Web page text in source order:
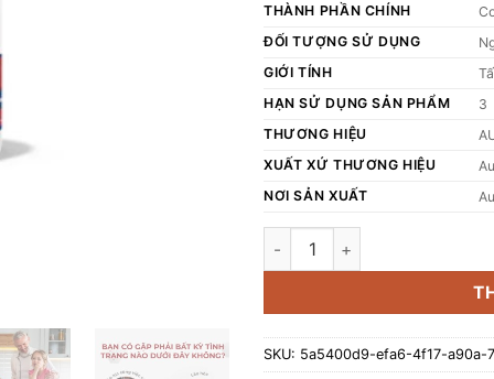
THÀNH PHẦN CHÍNH
ĐỐI TƯỢNG SỬ DỤNG
GIỚI TÍNH
HẠN SỬ DỤNG SẢN PHẨM
3
THƯƠNG HIỆU
XUẤT XỨ THƯƠNG HIỆU
NƠI SẢN XUẤT
Viên uống Austar CoQ10
SKU: 5a5400d9-efa6-4f17-a90a-